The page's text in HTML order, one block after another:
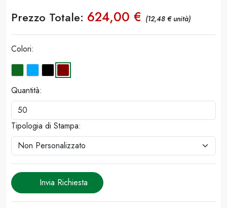
Prezzo Totale: 624,00 € (12,48 € unità)
Colori:
Quantità:
Tipologia di Stampa:
Invia Richiesta